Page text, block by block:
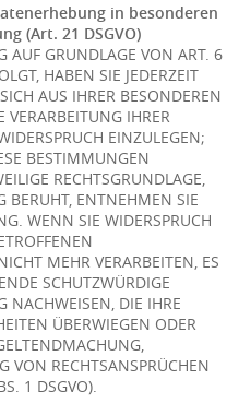
in besonderen
(Art. 21 DSGVO)
AUF GRUNDLAGE VON ART. 6
HABEN SIE JEDERZEIT
AUS IHRER BESONDEREN
VERARBEITUNG IHRER
EINZULEGEN;
BESTIMMUNGEN
RECHTSGRUNDLAGE,
BERUHT, ENTNEHMEN SIE
WENN SIE WIDERSPRUCH
MEHR VERARBEITEN, ES
SCHUTZWÜRDIGE
NACHWEISEN, DIE IHRE
ÜBERWIEGEN ODER
VON RECHTSANSPRÜCHEN
1 DSGVO).